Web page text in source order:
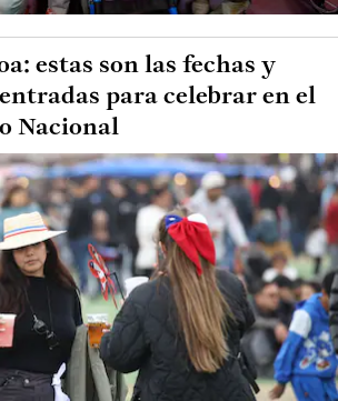
estas son las fechas y
para celebrar en el
Nacional